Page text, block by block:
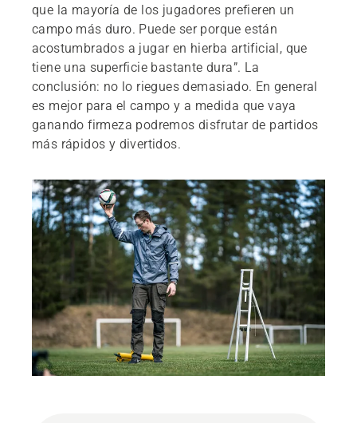
que la mayoría de los jugadores prefieren un
campo más duro. Puede ser porque están
acostumbrados a jugar en hierba artificial, que
tiene una superficie bastante dura”. La
conclusión: no lo riegues demasiado. En general
es mejor para el campo y a medida que vaya
ganando firmeza podremos disfrutar de partidos
más rápidos y divertidos.